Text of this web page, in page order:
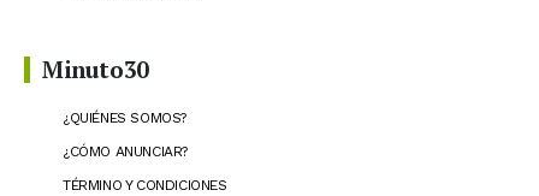
Minuto30
¿QUIÉNES SOMOS?
¿CÓMO ANUNCIAR?
TÉRMINO Y CONDICIONES